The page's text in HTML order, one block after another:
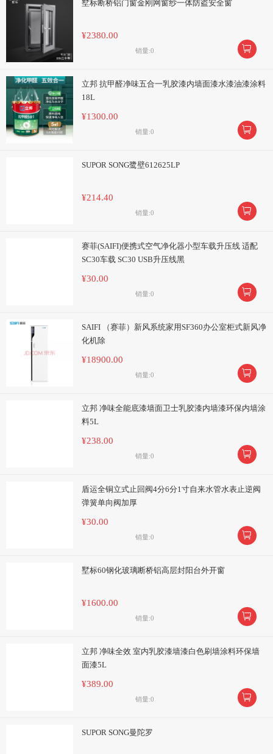
墅标断桥铝门窗金刚网窗纱一体防盗安全窗
¥2380.00
销量:0 
立邦 抗甲醛净味五合一乳胶漆内墙面漆水漆油漆涂料
18L
¥1300.00
销量:0 
SUPOR SONG鹭壁612625LP
¥214.40
销量:0 
赛菲(SAIFI)便携式空气净化器小型车载升压线 适配
SC30车载 SC30 USB升压线黑
¥30.00
销量:0 
SAIFI （赛菲）新风系统家用SF360办公室柜式新风净
化机除
¥18900.00
销量:0 
立邦 净味全能底漆墙面卫士乳胶漆内墙漆环保内墙涂
料5L
¥238.00
销量:0 
盾运全铜立式止回阀4分6分1寸自来水管水表止逆阀
弹簧单向阀加厚
¥30.00
销量:0 
墅标60钢化玻璃断桥铝高层封阳台外开窗
¥1600.00
销量:0 
立邦 净味全效 室内乳胶漆墙漆白色刷墙涂料环保墙
面漆5L
¥389.00
销量:0 
SUPOR SONG曼陀罗